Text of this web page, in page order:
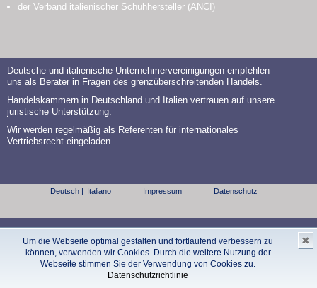
Sehr geehrter Herr Herrmann,
Dank der professionellen Abwicklung des Gesamtvorganges durch
Frau Rechtsanwältin Flotho konnte der Rechtsstreit mit MAP in relativ
kurzer Zeit von nur 8 Monaten zu meiner vollsten Zufriedenheit
beendet werden.
Zusammenfassend bestätige ich Ihnen, dass ich mit den Leistungen
der Anwaltskanzlei Flotho uneingeschränkt zufrieden war und
zu bedienen.
Hallo Herr Schober,
na da hat ja der 1. Versuch mit Ihnen einen erfreulichen Ausgang
der Verband italienischer Schuhhersteller (ANCI)
Deutsche und italienische Unternehmervereinigungen empfehlen
uns als Berater in Fragen des grenzüberschreitenden Handels.
Handelskammern in Deutschland und Italien vertrauen auf unsere
juristische Unterstützung.
Wir werden regelmäßig als Referenten für internationales
Vertriebsrecht eingeladen.
Deutsch | Italiano Impressum Datenschutz
Glossar
Um die Webseite optimal gestalten und fortlaufend verbessern zu
können, verwenden wir Cookies. Durch die weitere Nutzung der
Webseite stimmen Sie der Verwendung von Cookies zu.
Datenschutzrichtlinie
✖